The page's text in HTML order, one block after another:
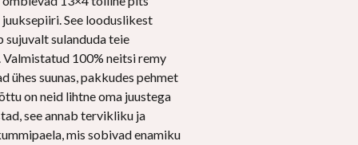
See looduslikest
sulanduda teie
100% neitsi remy
ühes suunas, pakkudes pehmet
on neid lihtne oma juustega
see annab tervikliku ja
mis sobivad enamiku